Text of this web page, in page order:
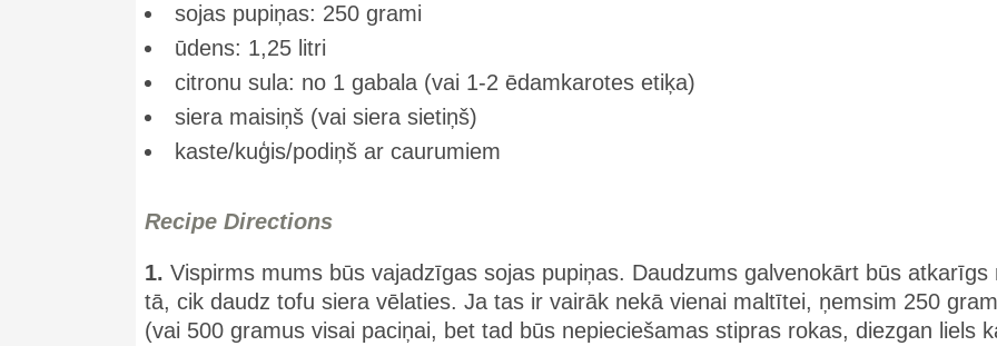
sojas pupiņas: 250 grami
ūdens: 1,25 litri
citronu sula: no 1 gabala (vai 1-2 ēdamkarotes etiķa)
siera maisiņš (vai siera sietiņš)
kaste/kuģis/podiņš ar caurumiem
Recipe Directions
1. Vispirms mums būs vajadzīgas sojas pupiņas. Daudzums galvenokārt būs atkarīgs
tā, cik daudz tofu siera vēlaties. Ja tas ir vairāk nekā vienai maltītei, ņemsim 250
(vai 500 gramus visai paciņai, bet tad būs nepieciešamas stipras rokas, diezgan liels